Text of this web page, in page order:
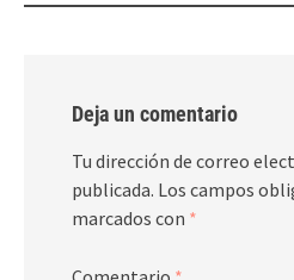
Deja un comentario
Tu dirección de correo
publicada. Los campos
marcados con *